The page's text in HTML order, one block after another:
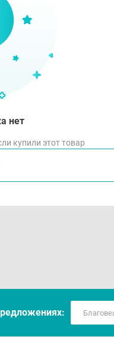
обменных и
и
иммунной системы
к курению
непереносимость
нет
купили этот товар